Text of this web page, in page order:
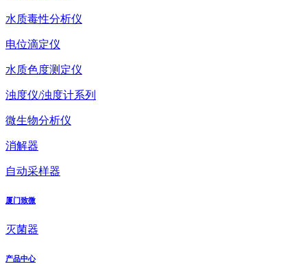
水质毒性分析仪
电位滴定仪
水质色度测定仪
浊度仪/浊度计系列
微生物分析仪
消解器
自动采样器
厦门致微
灭菌器
产品中心